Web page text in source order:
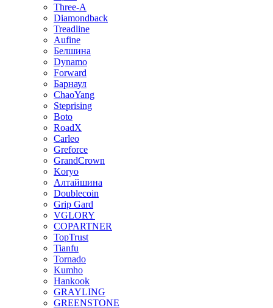
Three-A
Diamondback
Treadline
Aufine
Белшина
Dynamo
Forward
Барнаул
ChaoYang
Steprising
Boto
RoadX
Carleo
Greforce
GrandCrown
Koryo
Алтайшина
Doublecoin
Grip Gard
VGLORY
COPARTNER
TopTrust
Tianfu
Tornado
Kumho
Hankook
GRAYLING
GREENSTONE